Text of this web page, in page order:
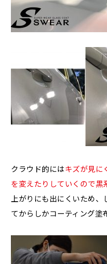
クラウド的にはキズが見に
を変えたりしていくので黒
上がりにも出にくいため
てからしかコーティング塗